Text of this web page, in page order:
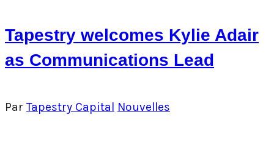
Tapestry welcomes Kylie Adair
as Communications Lead
Par Tapestry Capital Nouvelles